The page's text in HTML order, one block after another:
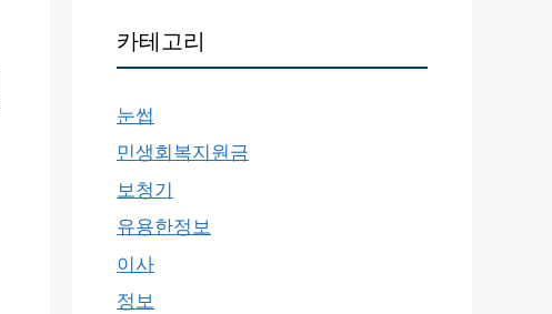
카테고리
눈썹
민생회복지원금
보청기
유용한정보
이사
정보